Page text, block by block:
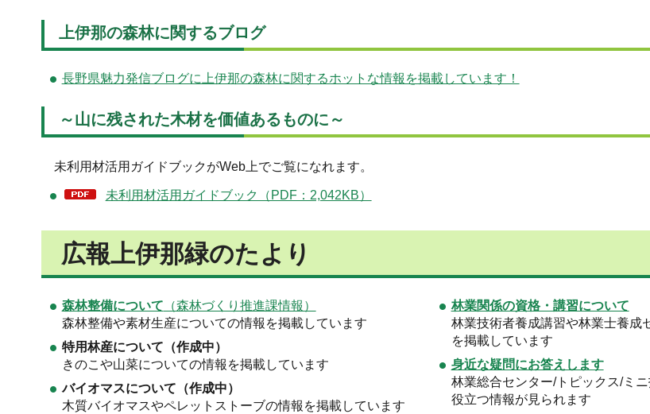
上伊那の森林に関するブログ
長野県魅力発信ブログに上伊那の森林に関するホットな情報を掲載しています！
～山に残された木材を価値あるものに～
未利用材活用ガイドブックがWeb上でご覧になれます。
未利用材活用ガイドブック（PDF：2,042KB）
広報上伊那緑のたより
森林整備について （森林づくり推進課情報）
森林整備や素材生産についての情報を掲載しています
特用林産について（作成中）
きのこや山菜についての情報を掲載しています
バイオマスについて（作成中）
木質バイオマスやペレットストーブの情報を掲載しています
林業関係の資格・講習について
林業技術者養成講習や林業士養成
を掲載しています
身近な疑問にお答えします
林業総合センター/トピックス/ミ
役立つ情報が見られます